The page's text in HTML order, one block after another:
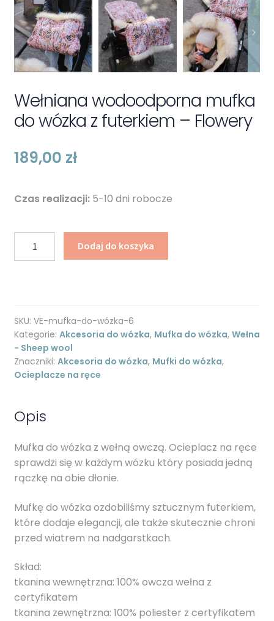
Wełniana wodoodporna mufka
do wózka z futerkiem – Flowery
189,00 zł
Czas realizacji:5-10 dni robocze
Wełniana
wózka
z
futerkiem
-
Flowery
Dodaj do koszyka
SKU: VE-mufka-do-wózka-6
Kategorie: Akcesoria do wózka, Mufka do wózka, Wełna
- Sheep wool
Znaczniki: Akcesoria do wózka, Mufki do wózka,
Ocieplacze na ręce
Opis
Mufka do wózka z wełną owczą. Ocieplacz na ręce
sprawdzi się w każdym wózku który posiada jedną
rączkę na obie dłonie.
Mufkę do wózka ozdobiliśmy sztucznym futerkiem,
które dodaje elegancji, ale także skutecznie chroni
przed wiatrem na nadgarstkach.
Skład:
tkanina wewnętrzna: 100% owcza wełna z
certyfikatem
tkanina zewnętrzna: 100% poliester z certyfikatem